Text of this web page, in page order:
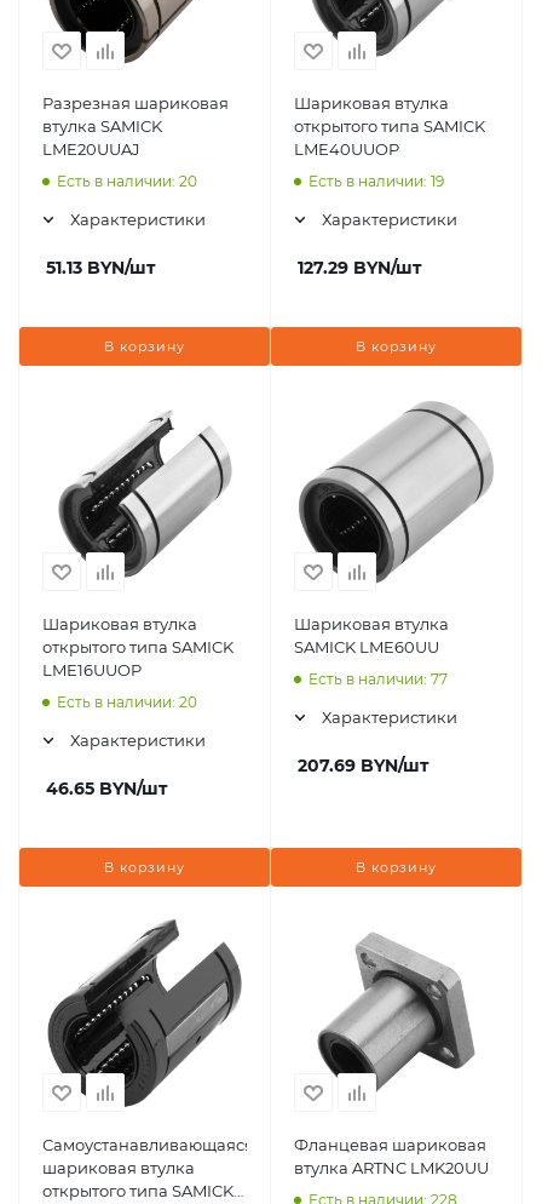
Разрезная шариковая
втулка SAMICK
LME20UUAJ
Есть в наличии: 20
Характеристики
51.13 BYN/шт
В корзину
Шариковая втулка
открытого типа SAMICK
LME40UUOP
Есть в наличии: 19
Характеристики
127.29 BYN/шт
В корзину
Шариковая втулка
открытого типа SAMICK
LME16UUOP
Есть в наличии: 20
Характеристики
46.65 BYN/шт
В корзину
Шариковая втулка
SAMICK LME60UU
Есть в наличии: 77
Характеристики
207.69 BYN/шт
В корзину
Самоустанавливающаяся
шариковая втулка
открытого типа SAMICK
Фланцевая шариковая
втулка ARTNC LMK20UU
Есть в наличии: 228